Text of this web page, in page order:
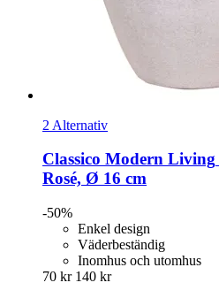
2 Alternativ
Classico Modern Living
Rosé, Ø 16 cm
-50%
Enkel design
Väderbeständig
Inomhus och utomhus
70 kr 140 kr